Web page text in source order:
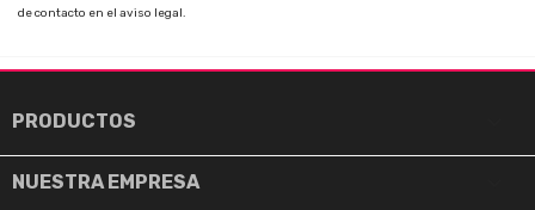
de contacto en el aviso legal.
PRODUCTOS
NUESTRA EMPRESA